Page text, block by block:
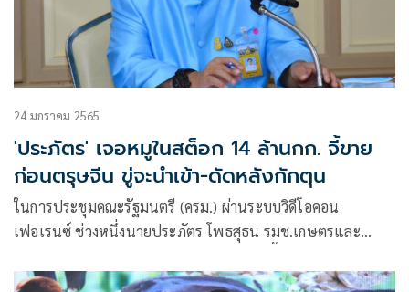
24 มกราคม 2565
'ประภัตร' เจอหมูในสต็อก 14 ล้านกก. จี้ขาย
ก่อนตรุษจีน ขู่จะนำเข้า-ดัดหลังกักตุน
ในการประชุมคณะรัฐมนตรี (ครม.) ผ่านระบบวิดีโอคอน
เฟอเรนซ์ ช่วงหนึ่งนายประภัตร โพธสุธน รมช.เกษตรและ